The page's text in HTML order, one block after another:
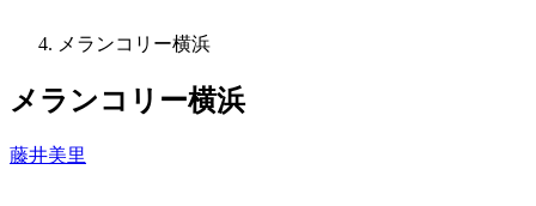
メランコリー横浜
メランコリー横浜
藤井美里